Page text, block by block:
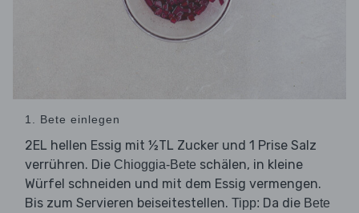
1. Bete einlegen
2EL hellen Essig mit ½TL Zucker und 1 Prise Salz
verrühren. Die Chioggia-Bete schälen, in kleine
Würfel schneiden und mit dem Essig vermengen.
Bis zum Servieren beiseitestellen. Tipp: Da die Bete